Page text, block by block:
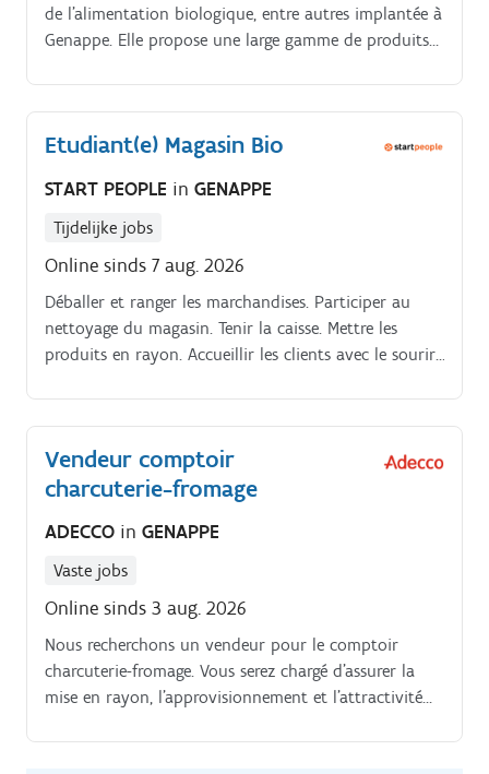
de l'alimentation biologique, entre autres implantée à
Genappe. Elle propose une large gamme de produits
Etudiant(e) Magasin Bio
START PEOPLE in GENAPPE
Tijdelijke jobs
Online sinds 7 aug. 2026
Déballer et ranger les marchandises. Participer au
nettoyage du magasin. Tenir la caisse. Mettre les
produits en rayon. Accueillir les clients avec le sourire
la fermeture du magasin.
Vendeur comptoir
charcuterie-fromage
ADECCO in GENAPPE
Vaste jobs
Online sinds 3 aug. 2026
Nous recherchons un vendeur pour le comptoir
charcuterie-fromage. Vous serez chargé d'assurer la
mise en rayon, l'approvisionnement et l'attractivité